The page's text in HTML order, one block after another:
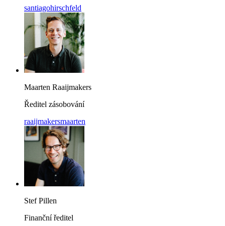
santiagohirschfeld
Maarten Raaijmakers
Ředitel zásobování
raaijmakersmaarten
Stef Pillen
Finanční ředitel